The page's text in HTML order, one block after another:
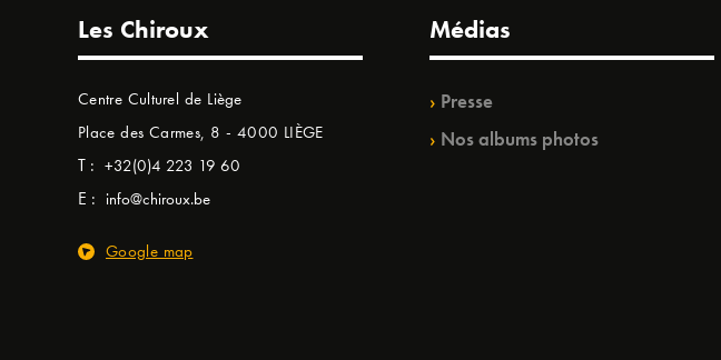
Les Chiroux
Centre Culturel de Liège
Place des Carmes, 8 - 4000 LIÈGE
T : +32(0)4 223 19 60
E : info@chiroux.be
Google map
Médias
Presse
Nos albums photos